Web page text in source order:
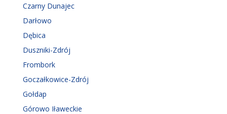
Czarny Dunajec
Darłowo
Dębica
Duszniki-Zdrój
Frombork
Goczałkowice-Zdrój
Gołdap
Górowo Iławeckie